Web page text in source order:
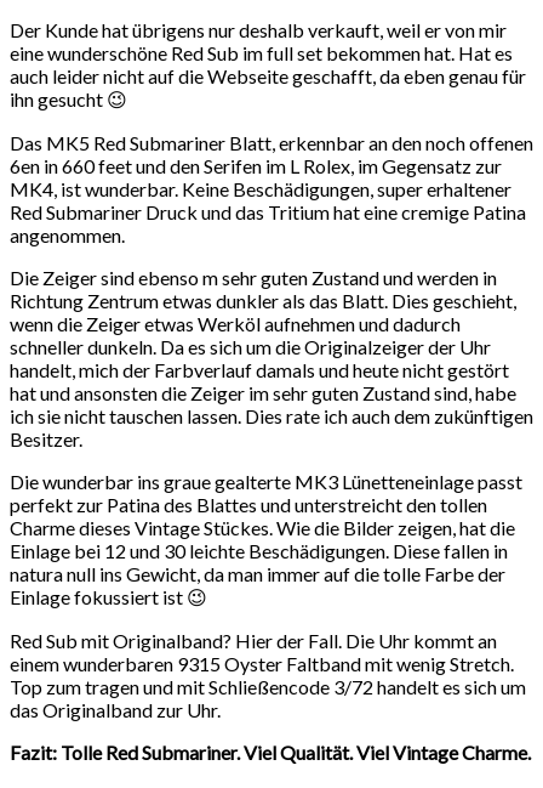
Der Kunde hat übrigens nur deshalb verkauft, weil er von mir
eine wunderschöne Red Sub im full set bekommen hat. Hat es
auch leider nicht auf die Webseite geschafft, da eben genau für
ihn gesucht 😉
Das MK5 Red Submariner Blatt, erkennbar an den noch offenen
6en in 660 feet und den Serifen im L Rolex, im Gegensatz zur
MK4, ist wunderbar. Keine Beschädigungen, super erhaltener
Red Submariner Druck und das Tritium hat eine cremige Patina
angenommen.
Die Zeiger sind ebenso m sehr guten Zustand und werden in
Richtung Zentrum etwas dunkler als das Blatt. Dies geschieht,
wenn die Zeiger etwas Werköl aufnehmen und dadurch
schneller dunkeln. Da es sich um die Originalzeiger der Uhr
handelt, mich der Farbverlauf damals und heute nicht gestört
hat und ansonsten die Zeiger im sehr guten Zustand sind, habe
ich sie nicht tauschen lassen. Dies rate ich auch dem zukünftigen
Besitzer.
Die wunderbar ins graue gealterte MK3 Lünetteneinlage passt
perfekt zur Patina des Blattes und unterstreicht den tollen
Charme dieses Vintage Stückes. Wie die Bilder zeigen, hat die
Einlage bei 12 und 30 leichte Beschädigungen. Diese fallen in
natura null ins Gewicht, da man immer auf die tolle Farbe der
Einlage fokussiert ist 😉
Red Sub mit Originalband? Hier der Fall. Die Uhr kommt an
einem wunderbaren 9315 Oyster Faltband mit wenig Stretch.
Top zum tragen und mit Schließencode 3/72 handelt es sich um
das Originalband zur Uhr.
Fazit: Tolle Red Submariner. Viel Qualität. Viel Vintage Charme.